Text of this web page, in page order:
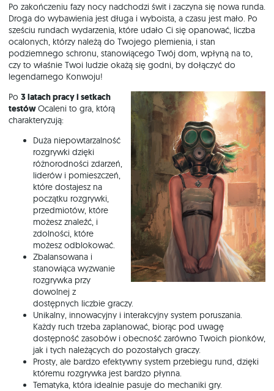
Po zakończeniu fazy nocy nadchodzi świt i zaczyna się nowa runda.
Droga do wybawienia jest długa i wyboista, a czasu jest mało. Po
sześciu rundach wydarzenia, które udało Ci się opanować, liczba
ocalonych, którzy należą do Twojego plemienia, i stan
podziemnego schronu, stanowiącego Twój dom, wpłyną na to,
czy to właśnie Twoi ludzie okażą się godni, by dołączyć do
legendarnego Konwoju!
Po 3 latach pracy i setkach
testówOcaleni to gra, którą
charakteryzują:
Duża niepowtarzalność
rozgrywki dzięki
różnorodności zdarzeń,
liderów i pomieszczeń,
które dostajesz na
początku rozgrywki,
przedmiotów, które
możesz znaleźć, i
zdolności, które
możesz odblokować.
Zbalansowana i
stanowiąca wyzwanie
rozgrywka przy
dowolnej z
dostępnych liczbie graczy.
Unikalny, innowacyjny i interakcyjny system poruszania.
Każdy ruch trzeba zaplanować, biorąc pod uwagę
dostępność zasobów i obecność zarówno Twoich pionków,
jak i tych należących do pozostałych graczy.
Prosty, ale bardzo efektywny system przebiegu rund, dzięki
któremu rozgrywka jest bardzo płynna.
Tematyka, która idealnie pasuje do mechaniki gry.